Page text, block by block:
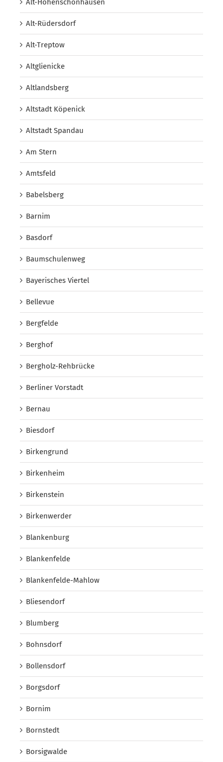
Alt-Hohenschönhausen
Alt-Rüdersdorf
Alt-Treptow
Altglienicke
Altlandsberg
Altstadt Köpenick
Altstadt Spandau
Am Stern
Amtsfeld
Babelsberg
Barnim
Basdorf
Baumschulenweg
Bayerisches Viertel
Bellevue
Bergfelde
Berghof
Bergholz-Rehbrücke
Berliner Vorstadt
Bernau
Biesdorf
Birkengrund
Birkenheim
Birkenstein
Birkenwerder
Blankenburg
Blankenfelde
Blankenfelde-Mahlow
Bliesendorf
Blumberg
Bohnsdorf
Bollensdorf
Borgsdorf
Bornim
Bornstedt
Borsigwalde